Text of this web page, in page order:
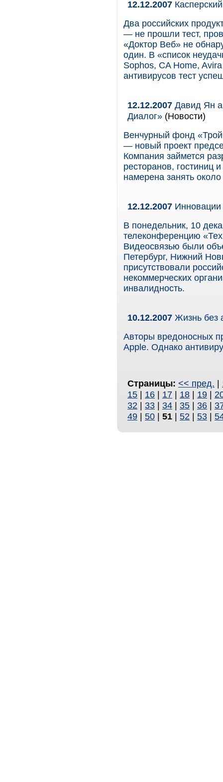
12.12.2007
Два российских
— не прошли тест,
«Доктор Веб» не
один. В «список
Sophos, CA Home,
антивирусов тест
12.12.2007 Давид Ян
Диалог» (Новости)
Венчурный фонд
— новый проект
Компания займется
ресторанов, гостиниц
намерена занять
12.12.2007 Инновации
В понедельник, 10
телеконференцию
Видеосвязью были
Петербург, Нижний
присутствовали
некоммерческих
инвалидность.
10.12.2007 Жизнь без
Авторы вредоносных
Apple. Однако
Страницы: << пред. |
15 | 16 | 17 | 18 | 19 |
32 | 33 | 34 | 35 | 36 |
49 | 50 | 51 | 52 | 53 |